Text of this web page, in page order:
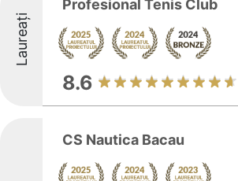
Laureați
Profesional Tenis Club
8.6
CS Nautica Bacau